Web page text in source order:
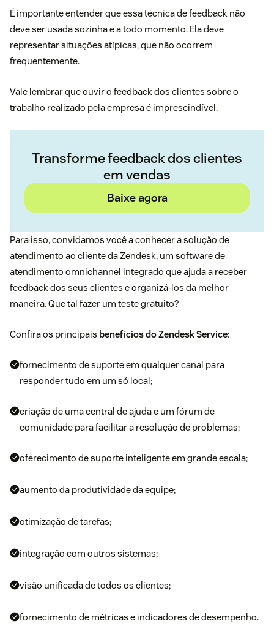
É importante entender que essa técnica de feedback não
deve ser usada sozinha e a todo momento. Ela deve
representar situações atípicas, que não ocorrem
frequentemente.
Vale lembrar que ouvir o feedback dos clientes sobre o
trabalho realizado pela empresa é imprescindível.
Transforme feedback dos clientes
em vendas
Baixe agora
Para isso, convidamos você a conhecer a solução de
atendimento ao cliente da Zendesk, um software de
atendimento omnichannel integrado que ajuda a receber
feedback dos seus clientes e organizá-los da melhor
maneira. Que tal fazer um teste gratuito?
Confira os principais benefícios doZendesk Service:
fornecimento de suporte em qualquer canal para
responder tudo em um só local;
criação de uma central de ajuda e um fórum de
comunidade para facilitar a resolução de problemas;
oferecimento de suporte inteligente em grande escala;
aumento da produtividade da equipe;
otimização de tarefas;
integração com outros sistemas;
visão unificada de todos os clientes;
fornecimento de métricas e indicadores de desempenho.